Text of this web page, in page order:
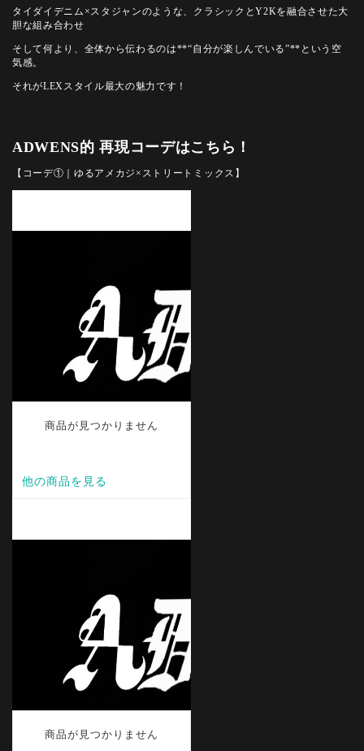
タイダイデニム×スタジャンのような、クラシックとY2Kを融合させた大
胆な組み合わせ
そして何より、全体から伝わるのは**“自分が楽しんでいる”**という空
気感。
それがLEXスタイル最大の魅力です！
ADWENS的 再現コーデはこちら！
【コーデ①｜ゆるアメカジ×ストリートミックス】